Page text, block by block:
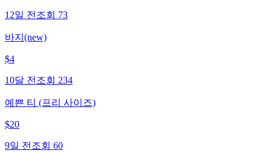
12일 전 조회 73
바지(new)
$4
10달 전 조회 234
예쁜 티 (프리 사이즈)
$20
9일 전 조회 60